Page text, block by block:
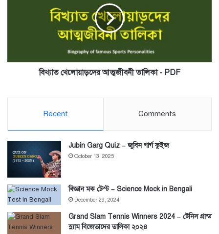
বিখ্যাত খেলোয়াড়দের আত্মজীবনী তালিকা - PDF
Recent Comments
Jubin Garg Quiz – জুবিন গার্গ কুইজ
October 13, 2025
বিজ্ঞান মক টেস্ট – Science Mock in Bengali
December 29, 2024
Grand Slam Tennis Winners 2024 – টেনিস গ্রান্ড
স্ল্যাম বিজেতাদের তালিকা ২০২৪